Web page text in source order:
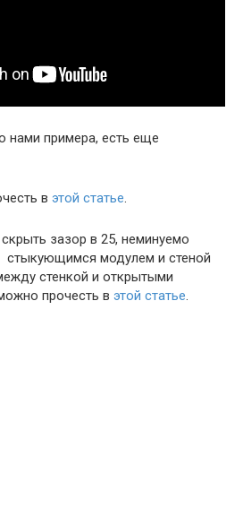
нами примера, есть еще
в этой статье.
зазор в 25, неминуемо
модулем и стеной
стенкой и открытыми
прочесть в этой статье.